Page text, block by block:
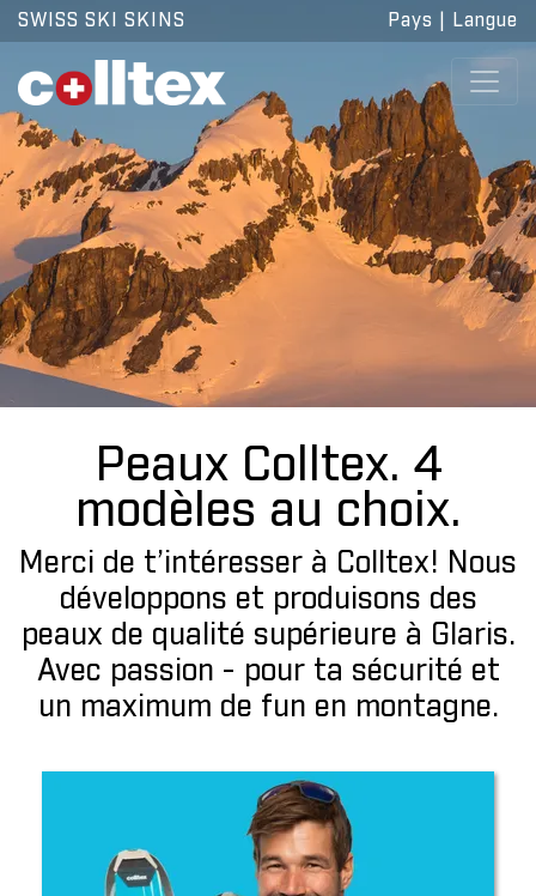
SWISS SKI SKINS Pays Langue
Peaux Colltex. 4
modèles au choix.
Merci de t’intéresser à Colltex! Nous
développons et produisons des
peaux de qualité supérieure à Glaris.
Avec passion - pour ta sécurité et
un maximum de fun en montagne.